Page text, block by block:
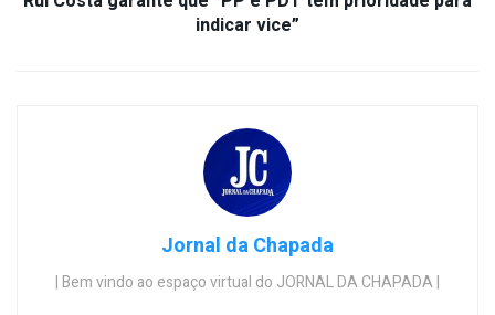
indicar vice”
Jornal da Chapada
| Bem vindo ao espaço virtual do JORNAL DA CHAPADA |